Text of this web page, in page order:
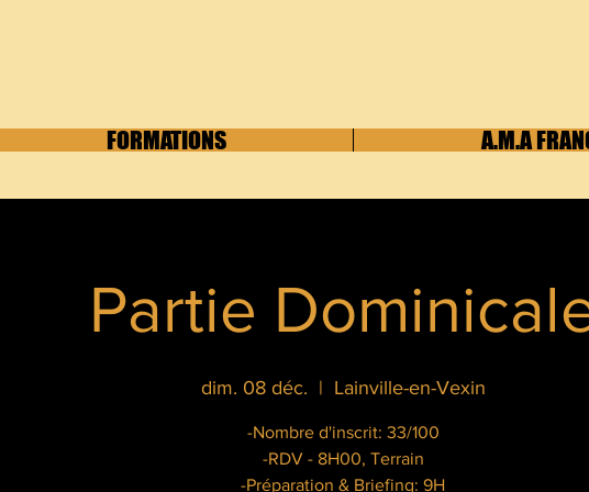
FORMATIONS A.M.A
Partie
dim. 08 déc.
  |
Lainville-en-Vexin
-Nombre d'inscrit: 33/100
-RDV - 8H00, Terrain
-Préparation & Briefing: 9H